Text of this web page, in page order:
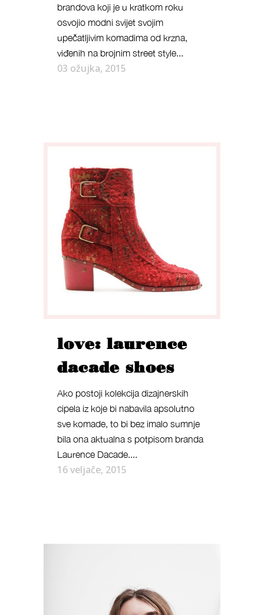
brandova koji je u kratkom roku
osvojio modni svijet svojim
upečatljivim komadima od krzna,
viđenih na brojnim street style...
03 ožujka, 2015
love: laurence
dacade shoes
Ako postoji kolekcija dizajnerskih
cipela iz koje bi nabavila apsolutno
sve komade, to bi bez imalo sumnje
bila ona aktualna s potpisom branda
Laurence Dacade....
16 veljače, 2015